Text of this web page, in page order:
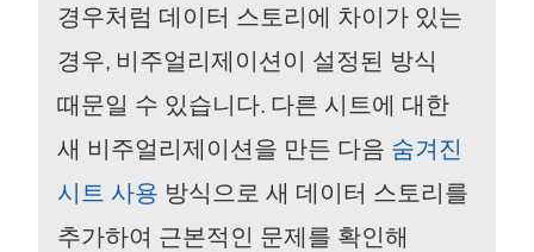
경우처럼 데이터 스토리에 차이가 있는
경우, 비주얼리제이션이 설정된 방식
때문일 수 있습니다. 다른 시트에 대한
새 비주얼리제이션을 만든 다음 숨겨진
시트 사용 방식으로 새 데이터 스토리를
추가하여 근본적인 문제를 확인해